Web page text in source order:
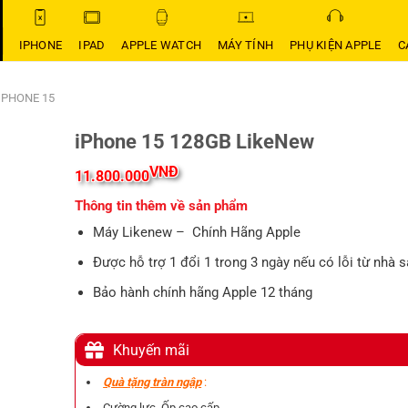
IPHONE IPAD APPLE WATCH MÁY TÍNH PHỤ KIỆN APPLE
15
iPhone 15 128GB LikeNew
11.800.000VNĐ
Thông tin thêm về sản phẩm
Máy Likenew – Chính Hãng Apple
Được hỗ trợ 1 đổi 1 trong 3 ngày nếu có lỗi từ nhà
Bảo hành chính hãng Apple 12 tháng
Khuyến mãi
Quà tặng tràn ngập: